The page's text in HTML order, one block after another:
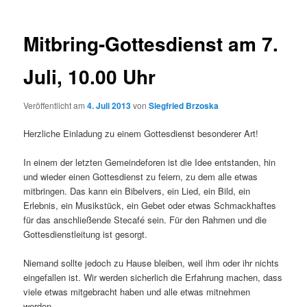
Mitbring-Gottesdienst am 7.
Juli, 10.00 Uhr
Veröffentlicht am4. Juli 2013vonSiegfried Brzoska
Herzliche Einladung zu einem Gottesdienst besonderer Art!
In einem der letzten Gemeindeforen ist die Idee entstanden, hin
und wieder einen Gottesdienst zu feiern, zu dem alle etwas
mitbringen. Das kann ein Bibelvers, ein Lied, ein Bild, ein
Erlebnis, ein Musikstück, ein Gebet oder etwas Schmackhaftes
für das anschließende Stecafé sein. Für den Rahmen und die
Gottesdienstleitung ist gesorgt.
Niemand sollte jedoch zu Hause bleiben, weil ihm oder ihr nichts
eingefallen ist. Wir werden sicherlich die Erfahrung machen, dass
viele etwas mitgebracht haben und alle etwas mitnehmen